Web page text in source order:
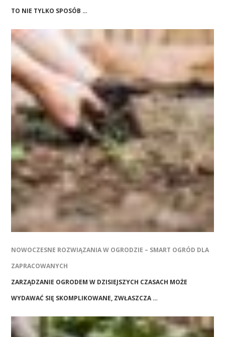
TO NIE TYLKO SPOSÓB …
NOWOCZESNE ROZWIĄZANIA W OGRODZIE – SMART OGRÓD DLA
ZAPRACOWANYCH
ZARZĄDZANIE OGRODEM W DZISIEJSZYCH CZASACH MOŻE
WYDAWAĆ SIĘ SKOMPLIKOWANE, ZWŁASZCZA …